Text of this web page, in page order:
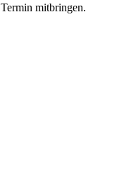
mitbringen.